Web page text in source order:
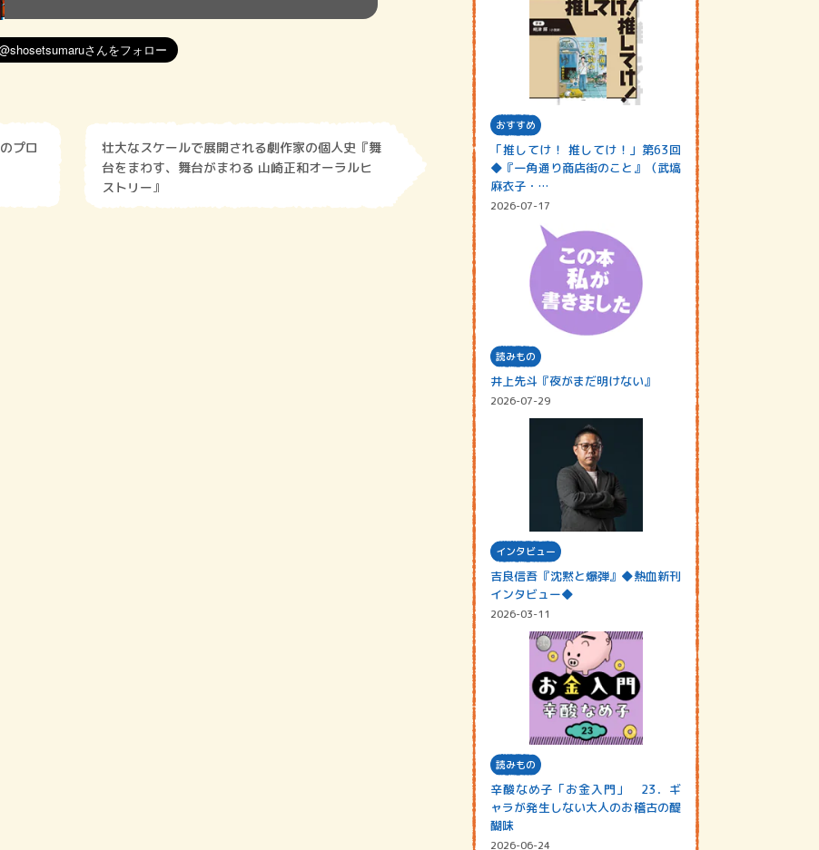
プロ
壮大なスケールで展開される劇作家の個人史『舞
台をまわす、舞台がまわる 山崎正和オーラルヒ
ストリー』
おすすめ
「推してけ！ 推してけ！」第63回
◆『一角通り商店街のこと』（武塙
麻衣子・…
2026-07-17
読みもの
井上先斗『夜がまだ明けない』
2026-07-29
インタビュー
吉良信吾『沈黙と爆弾』◆熱血新刊
インタビュー◆
2026-03-11
読みもの
辛酸なめ子「お金入門」 23．ギ
ャラが発生しない大人のお稽古の醍
醐味
2026-06-24